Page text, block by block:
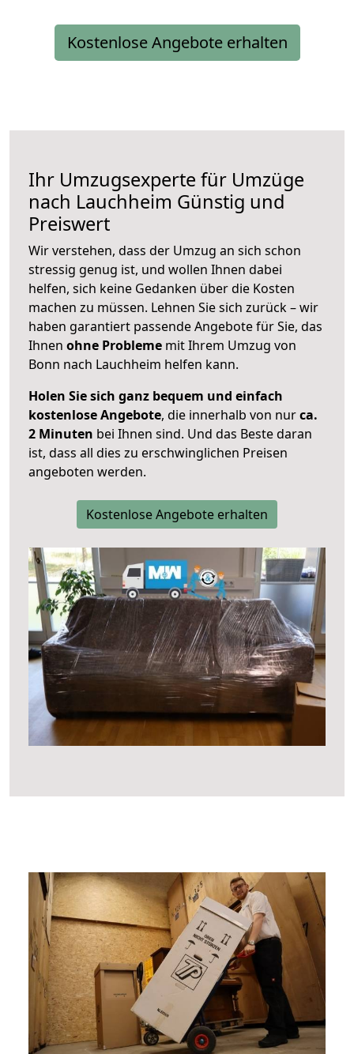
Kostenlose Angebote erhalten
Ihr Umzugsexperte für Umzüge
nach Lauchheim Günstig und
Preiswert
Wir verstehen, dass der Umzug an sich schon
stressig genug ist, und wollen Ihnen dabei
helfen, sich keine Gedanken über die Kosten
machen zu müssen. Lehnen Sie sich zurück – wir
haben garantiert passende Angebote für Sie, das
Ihnen ohne Probleme mit Ihrem Umzug von
Bonn nach Lauchheim helfen kann.
Holen Sie sich ganz bequem und einfach
kostenlose Angebote, die innerhalb von nurca.
2 Minuten bei Ihnen sind. Und das Beste daran
ist, dass all dies zu erschwinglichen Preisen
angeboten werden.
Kostenlose Angebote erhalten